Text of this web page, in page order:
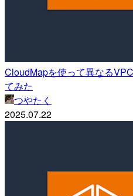
CloudMapを使って異なる
てみた
つやたく
2025.07.22